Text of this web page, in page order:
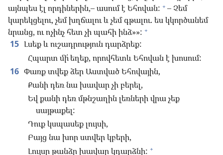
այնպես էլ որդիներին,– ասում է Եհովան: + – Չեմ
կարեկցելու, չեմ խղճալու և չեմ գթալու. ես կկործանեմ
նրանց, ու ոչինչ հետ չի պահի ինձ»»: +
15 Լսեք և ուշադրություն դարձրեք:
Հպարտ մի՛ եղեք, որովհետև Եհովան է խոսում:
16 Փառք տվեք ձեր Աստված Եհովային,
Քանի դեռ նա խավար չի բերել,
Եվ քանի դեռ մթնշաղին լեռների վրա չեք
սայթաքել:
Դուք կսպասեք լույսի,
Բայց նա խոր ստվեր կբերի,
Լույսը թանձր խավար կդարձնի: +